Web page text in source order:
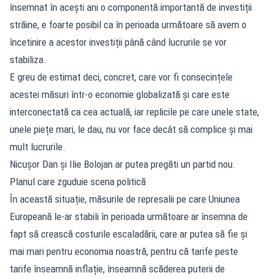
însemnat în acești ani o componentă importantă de investiții
străine, e foarte posibil ca în perioada următoare să avem o
încetinire a acestor investiții până când lucrurile se vor
stabiliza.
E greu de estimat deci, concret, care vor fi consecințele
acestei măsuri într-o economie globalizată și care este
interconectată ca cea actuală, iar replicile pe care unele state,
unele piețe mari, le dau, nu vor face decât să complice și mai
mult lucrurile.
Nicușor Dan și Ilie Bolojan ar putea pregăti un partid nou.
Planul care zguduie scena politică
În această situație, măsurile de represalii pe care Uniunea
Europeană le-ar stabili în perioada următoare ar însemna de
fapt să crească costurile escaladării, care ar putea să fie și
mai mari pentru economia noastră, pentru că tarife peste
tarife înseamnă inflație, înseamnă scăderea puterii de